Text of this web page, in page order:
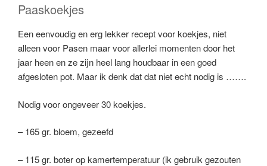
Paaskoekjes
Een eenvoudig en erg lekker recept voor koekjes, niet
alleen voor Pasen maar voor allerlei momenten door het
jaar heen en ze zijn heel lang houdbaar in een goed
afgesloten pot. Maar ik denk dat dat niet echt nodig is …….
Nodig voor ongeveer 30 koekjes.
– 165 gr. bloem, gezeefd
– 115 gr. boter op kamertemperatuur (ik gebruik gezouten